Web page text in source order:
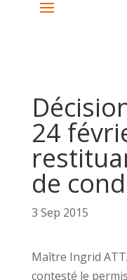
24
de
3 Sep 2015
Maître Ingrid
contesté le